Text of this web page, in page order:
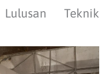
Teknik